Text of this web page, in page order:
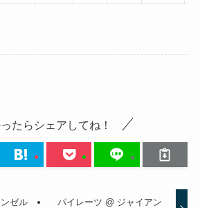
たらシェアしてね！
ゼル
パイレーツ @ ジャイアン